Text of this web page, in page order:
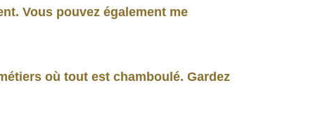
Vous pouvez également me
où tout est chamboulé. Gardez